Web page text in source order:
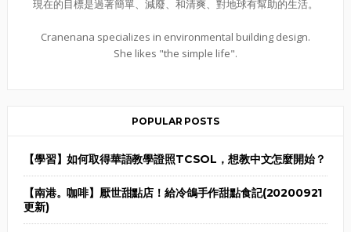
現在的目標是過著簡單、減廢、和清爽、對地球有幫助的生活。
Cranenana specializes in environmental building design.
She likes "the simple life".
POPULAR POSTS
【學習】如何取得華語教學證照TCSOL，想教中文怎麼開始？
【南港。咖啡】厭世甜點店！給冷鴿手作甜點食記(20200921
更新)